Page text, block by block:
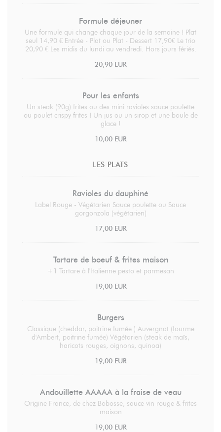
Formule déjeuner
Une formule qui change chaque jour de la semaine ! Plat
seul 14,90 € Entrée - Plat ou Plat - Dessert 17,90€ Le trio
20,90 € Les midis du lundi au vendredi. Hors jours fériés.
20,90 EUR
Pour les enfants
Un steak (90g) frites ou des mini ravioles sauce poulette
ou poulet crispy frites ! Un jus ou un sirop et une boule de
glace !
10,00 EUR
LES PLATS
Ravioles du dauphiné
Label Rouge - Végétarien Sauce poulette ou Sauce
gorgonzola (végétarien)
17,00 EUR
Tartare de boeuf & frites maison
+1 Tartare à l'Italienne pesto et parmesan
19,00 EUR
Burgers
Classique (cheddar, poitrine fumée ) Auvergnat (fourme
d'Ambert, poitrine fumée) Végétarien (steak de maïs,
haricots rouges, oignons, quinoa)
19,00 EUR
Andouillette AAAAA à la fraise de veau
Origine France, de chez Bobosse, sauce vin rouge & frites
maison
19,00 EUR